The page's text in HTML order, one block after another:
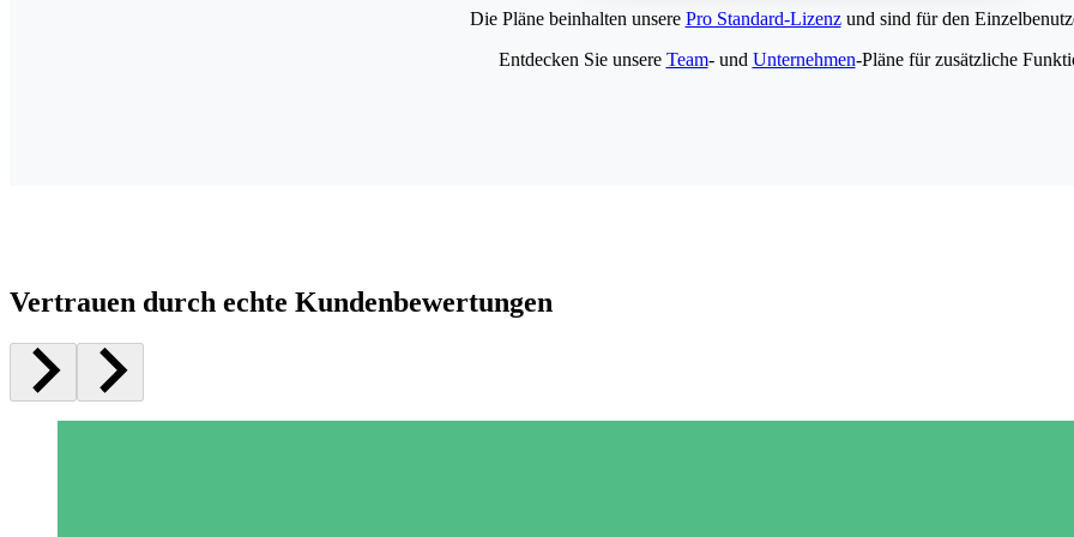
Die Pläne beinhalten unsere Pro Standard-Lizenzund sind für den
Entdecken Sie unsere Team- und Unternehmen-Pläne für zusätzliche
Vertrauen durch echte Kundenbewertungen